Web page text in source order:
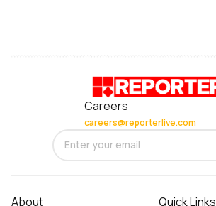
Careers
careers@reporterlive.com
About Quick Links